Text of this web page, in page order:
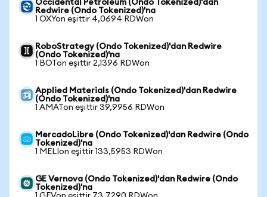
Occidental Petroleum (Ondo Tokenized)'dan
Redwire (Ondo Tokenized)'na
1 OXYon eşittir 4,0694 RDWon
RoboStrategy (Ondo Tokenized)'dan Redwire
(Ondo Tokenized)'na
1 BOTon eşittir 2,1396 RDWon
Applied Materials (Ondo Tokenized)'dan Redwire
(Ondo Tokenized)'na
1 AMATon eşittir 39,9956 RDWon
MercadoLibre (Ondo Tokenized)'dan Redwire (Ondo
Tokenized)'na
1 MELIon eşittir 133,5953 RDWon
GE Vernova (Ondo Tokenized)'dan Redwire (Ondo
Tokenized)'na